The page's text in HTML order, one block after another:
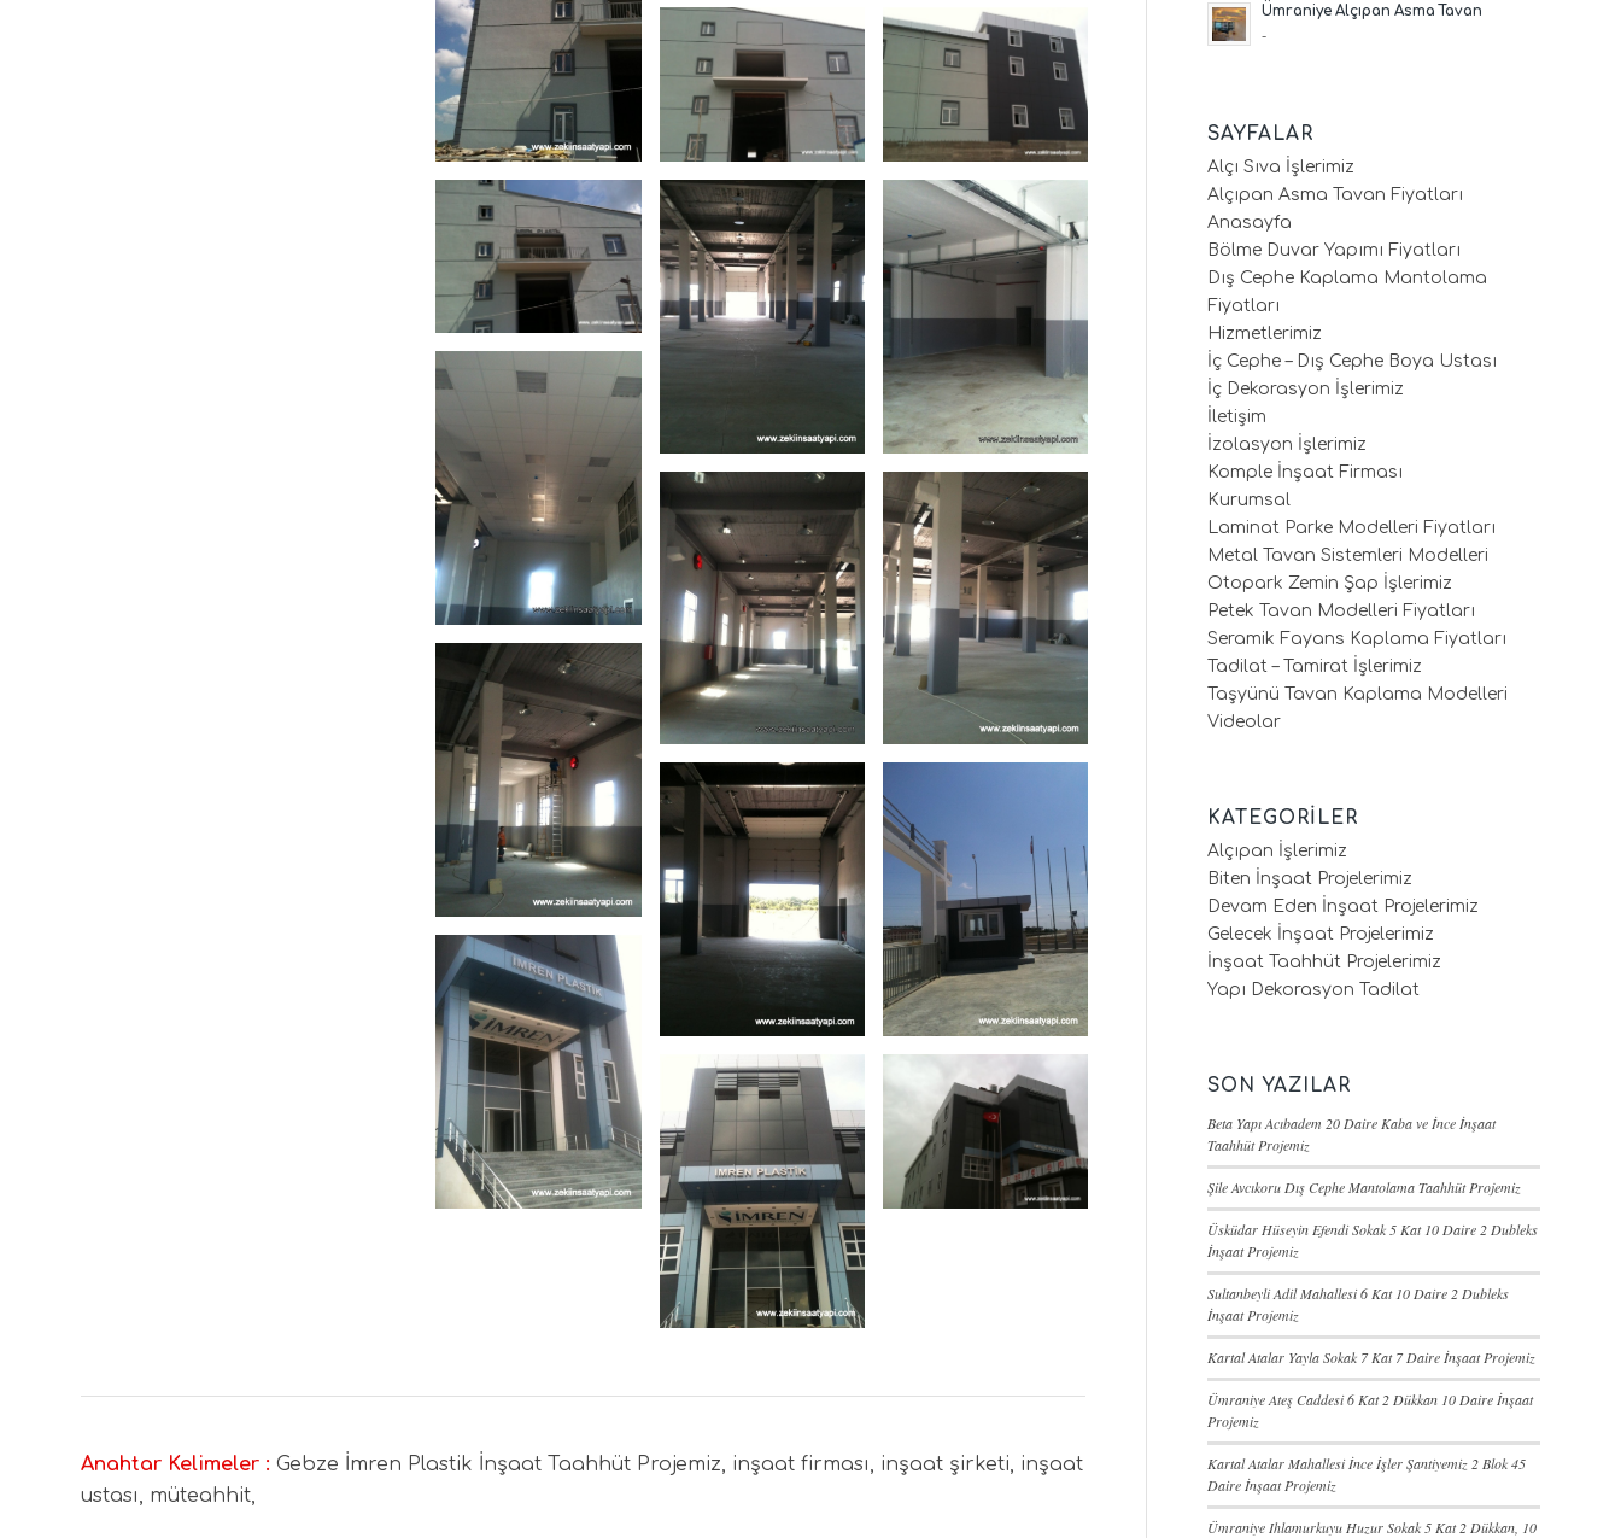
gebze-imren-
plastik-
fabrikası-
taahhüt-
projemiz (5)
gebze-imren-
plastik-
fabrikası-
taahhüt-
gebze-imren-
plastik-
fabrikası-
taahhüt-
projemiz (7)
gebze-imren-
plastik-
fabrikası-
taahhüt-
projemiz (8)
gebze-imren-
fabrikası-
taahhüt-
projemiz (9)
fabrikası-
projemiz (10)
gebze-imren-
taahhüt-
projemiz (11)
gebze-imren-
plastik-
fabrikası-
taahhüt-
projemiz (12)
gebze-imren-
plastik-
fabrikası-
taahhüt-
projemiz (13)
gebze-imren-
plastik-
fabrikası-
taahhüt-
projemiz (14) projemiz (15)
gebze-imren-
plastik-
fabrikası-
taahhüt-
projemiz (16)
gebze-imren-
plastik-
fabrikası-
taahhüt-
projemiz (17)
gebze-imren-
plastik-
projemiz (18)
Anahtar Kelimeler : Gebze İmren Plastik İnşaat Taahhüt Projemiz, inşaat firması, inşaat şirketi, inşaat
ustası, müteahhit,
Ümraniye Alçıpan Asma Tavan
-
SAYFALAR
Alçı Sıva İşlerimiz
Alçıpan Asma Tavan Fiyatları
Anasayfa
Bölme Duvar Yapımı Fiyatları
Dış Cephe Kaplama Mantolama
Fiyatları
Hizmetlerimiz
İç Cephe – Dış Cephe Boya Ustası
İç Dekorasyon İşlerimiz
İletişim
İzolasyon İşlerimiz
Komple İnşaat Firması
Kurumsal
Laminat Parke Modelleri Fiyatları
Metal Tavan Sistemleri Modelleri
Otopark Zemin Şap İşlerimiz
Petek Tavan Modelleri Fiyatları
Seramik Fayans Kaplama Fiyatları
Tadilat – Tamirat İşlerimiz
Taşyünü Tavan Kaplama Modelleri
Videolar
KATEGORILER
Alçıpan İşlerimiz
Biten İnşaat Projelerimiz
Devam Eden İnşaat Projelerimiz
Gelecek İnşaat Projelerimiz
İnşaat Taahhüt Projelerimiz
Yapı Dekorasyon Tadilat
SON YAZILAR
Beta Yapı Acıbadem 20 Daire Kaba ve İnce İnşaat
Taahhüt Projemiz
Şile Avcıkoru Dış Cephe Mantolama Taahhüt Projemiz
Üsküdar Hüseyin Efendi Sokak 5 Kat 10 Daire 2 Dubleks
İnşaat Projemiz
Sultanbeyli Adil Mahallesi 6 Kat 10 Daire 2 Dubleks
İnşaat Projemiz
Kartal Atalar Yayla Sokak 7 Kat 7 Daire İnşaat Projemiz
Ümraniye Ateş Caddesi 6 Kat 2 Dükkan 10 Daire İnşaat
Projemiz
Kartal Atalar Mahallesi İnce İşler Şantiyemiz 2 Blok 45
Daire İnşaat Projemiz
Ümraniye Ihlamurkuyu Huzur Sokak 5 Kat 2 Dükkan, 10